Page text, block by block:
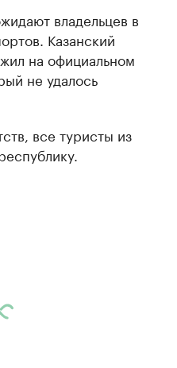
владельцев в
Казанский
на официальном
не удалось
все туристы из